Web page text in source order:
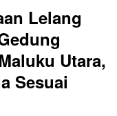
Lelang
Utara,
Sesuai